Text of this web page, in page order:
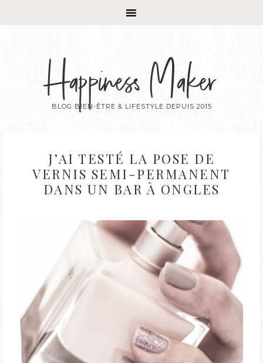
Happiness Maker
BLOG BIEN-ÊTRE & LIFESTYLE DEPUIS 2015
J’AI TESTÉ LA POSE DE
VERNIS SEMI-PERMANENT
DANS UN BAR À ONGLES